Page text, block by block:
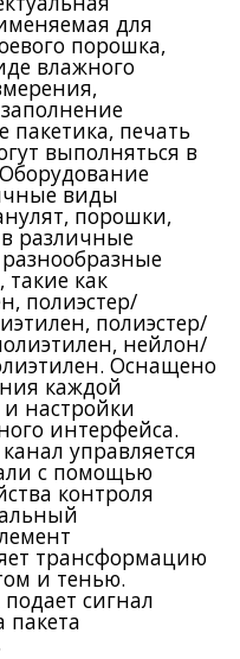
для
порошка,
влажного
печать
выполняться в
виды
порошки,
различные
как
полиэстер/
полиэстер/
нейлон/
Оснащено
каждой
настройки
интерфейса.
управляется
с помощью
контроля
трансформацию
и тенью.
сигнал
пакета